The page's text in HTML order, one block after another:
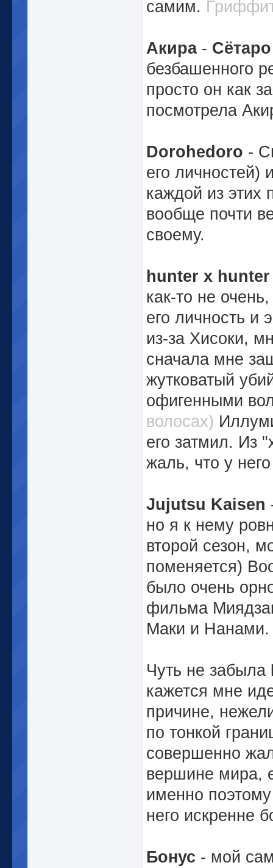
самим.
Акира -
безбашенного
просто он как
посмотрела
Dorohedoro -
его
каждой из этих
вообще почти
своему.
hunter x hunter
как-то не
его личность и
из-за Хисоки,
сначала мне
жутковатый
офигенными
волосах)
его затмил. Из
жаль, что у
Jujutsu Kaisen
но я к нему
второй сезон,
поменяется)
было очень
фильма
Маки и Нанами.
Чуть не забыла
кажется мне
причине,
по тонкой
совершенно
вершине мира,
именно
него искренне
Бонус - мой